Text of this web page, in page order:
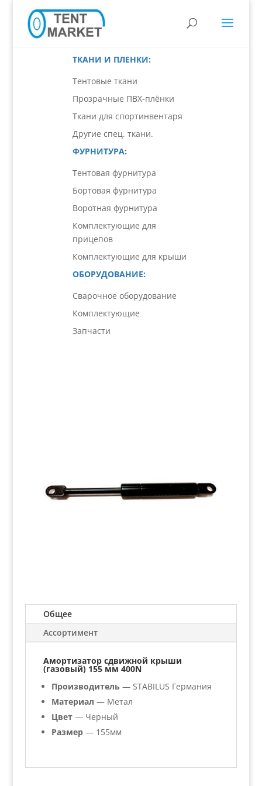
ТКАНИ И ПЛЕНКИ:
Тентовые ткани
Прозрачные ПВХ-плёнки
Ткани для спортинвентаря
Другие спец. ткани.
ФУРНИТУРА:
Тентовая фурнитура
Бортовая фурнитура
Воротная фурнитура
Комплектующие для
прицепов
Комплектующие для крыши
ОБОРУДОВАНИЕ:
Сварочное оборудование
Комплектующие
Запчасти
Общее
Ассортимент
Амортизатор сдвижной крыши
(газовый) 155 мм 400N
Производитель — STABILUS Германия
Материал — Метал
Цвет— Черный
Размер— 155мм